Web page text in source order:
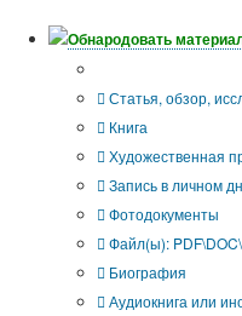
Обнародовать
Статья, обзор,
Книга
Художественная
Запись в личном
Фотодокументы
Файл(ы):
Биография
Аудиокнига или